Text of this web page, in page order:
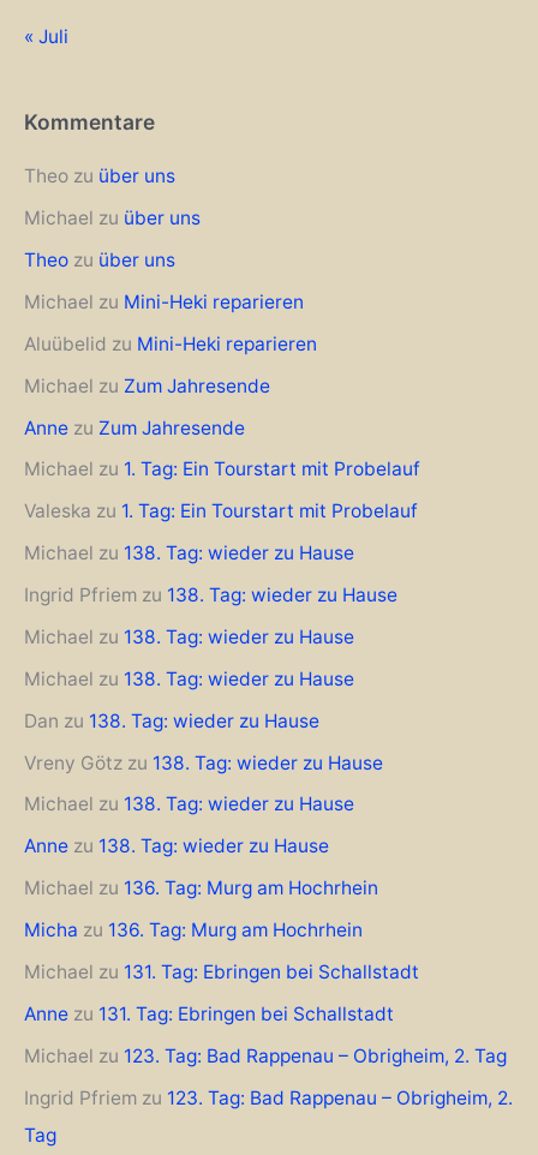
« Juli
Kommentare
Theo zu über uns
Michael zu über uns
Theo zu über uns
Michael zu Mini-Heki reparieren
Aluübelid zu Mini-Heki reparieren
Michael zu Zum Jahresende
Anne zu Zum Jahresende
Michael zu 1. Tag: Ein Tourstart mit Probelauf
Valeska zu 1. Tag: Ein Tourstart mit Probelauf
Michael zu 138. Tag: wieder zu Hause
Ingrid Pfriem zu 138. Tag: wieder zu Hause
Michael zu 138. Tag: wieder zu Hause
Michael zu 138. Tag: wieder zu Hause
Dan zu 138. Tag: wieder zu Hause
Vreny Götz zu 138. Tag: wieder zu Hause
Michael zu 138. Tag: wieder zu Hause
Anne zu 138. Tag: wieder zu Hause
Michael zu 136. Tag: Murg am Hochrhein
Micha zu 136. Tag: Murg am Hochrhein
Michael zu 131. Tag: Ebringen bei Schallstadt
Anne zu 131. Tag: Ebringen bei Schallstadt
Michael zu 123. Tag: Bad Rappenau – Obrigheim, 2. Tag
Ingrid Pfriem zu 123. Tag: Bad Rappenau – Obrigheim, 2.
Tag